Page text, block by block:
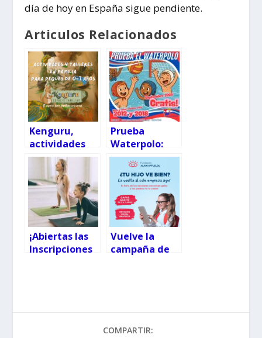
día de hoy en España sigue pendiente.
Articulos Relacionados
Kenguru,
actividades
para familias
con peques de
0-7 años
Prueba
Waterpolo:
¡septiembre
gratis!
¡Abiertas las
Inscripciones
Vuelve la
campaña de
COMPARTIR: